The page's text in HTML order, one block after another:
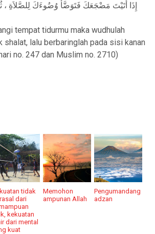
إِذَا أَتَيْتَ مَضْجَعَكَ فَتَوَضَّأْ وُضُوءَكَ لِلصَّلاَةِ
tempat tidurmu maka wudhulah
shalat, lalu berbaringlah pada sisi kanan
no. 247 dan Muslim no. 2710)
tidak
dari
kekuatan
dari mental
kuat
Memohon
ampunan Allah
Pengumandang
adzan